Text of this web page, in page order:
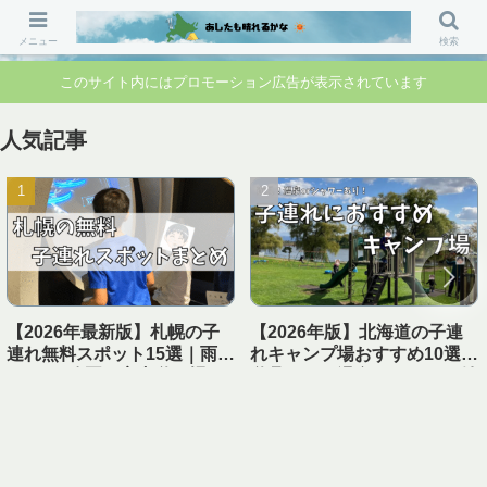
「行ってよかった」「準備して正解」 家族のお出かけ前の“不安”を“安心”に変
えるブログです。
このサイト内にはプロモーション広告が表示されています
人気記事
【2026年最新版】札幌の子
連れ無料スポット15選｜雨の
【2026年版】北海道の子連
れキャンプ場おすすめ10選｜
メニュー 検索